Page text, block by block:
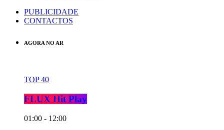
PUBLICIDADE
CONTACTOS
AGORA NO AR
TOP 40
FLUX Hit Play
01:00 - 12:00